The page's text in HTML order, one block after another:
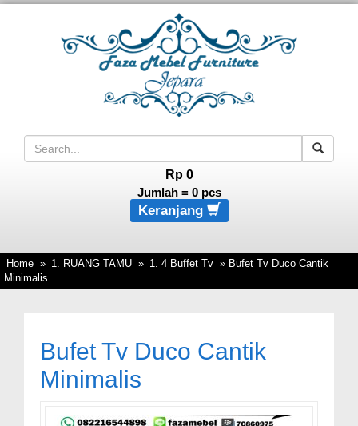
Rp 0
Jumlah = 0pcs
Keranjang
Home » 1. RUANG TAMU » 1. 4 Buffet Tv » Bufet Tv Duco Cantik
Minimalis
Bufet Tv Duco Cantik
Minimalis